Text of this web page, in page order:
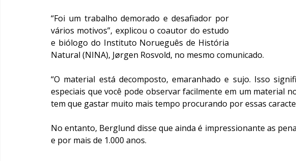
“Foi um trabalho demorado e desafiador por
vários motivos”, explicou o coautor do estudo
e biólogo do Instituto Norueguês de História
Natural (NINA), Jørgen Rosvold, no mesmo comunicado.
“O material está decomposto, emaranhado e sujo. Isso
especiais que você pode observar facilmente em um material
tem que gastar muito mais tempo procurando por essas
No entanto, Berglund disse que ainda é impressionante as
e por mais de 1.000 anos.